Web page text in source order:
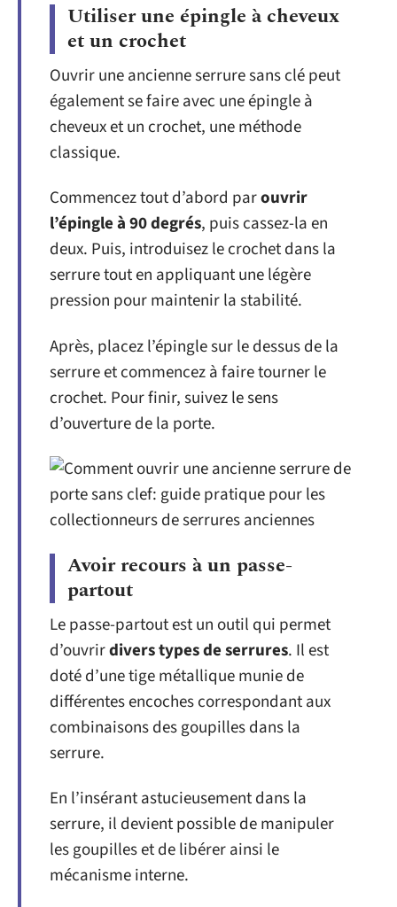
Utiliser une épingle à cheveux
et un crochet
Ouvrir une ancienne serrure sans clé peut
également se faire avec une épingle à
cheveux et un crochet, une méthode
classique.
Commencez tout d’abord parouvrir
l’épingle à 90 degrés, puis cassez-la en
deux. Puis, introduisez le crochet dans la
serrure tout en appliquant une légère
pression pour maintenir la stabilité.
Après, placez l’épingle sur le dessus de la
serrure et commencez à faire tourner le
crochet. Pour finir, suivez le sens
d’ouverture de la porte.
Avoir recours à un passe-
partout
Le passe-partout est un outil qui permet
d’ouvrirdivers types de serrures. Il est
doté d’une tige métallique munie de
différentes encoches correspondant aux
combinaisons des goupilles dans la
serrure.
En l’insérant astucieusement dans la
serrure, il devient possible de manipuler
les goupilles et de libérer ainsi le
mécanisme interne.